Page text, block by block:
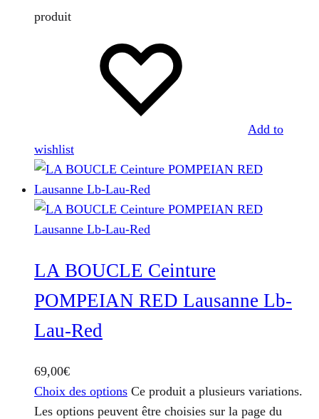
produit
Add to
wishlist
LA BOUCLE Ceinture
POMPEIAN RED Lausanne Lb-
Lau-Red
69,00€
Choix des options Ce produit a plusieurs variations.
Les options peuvent être choisies sur la page du